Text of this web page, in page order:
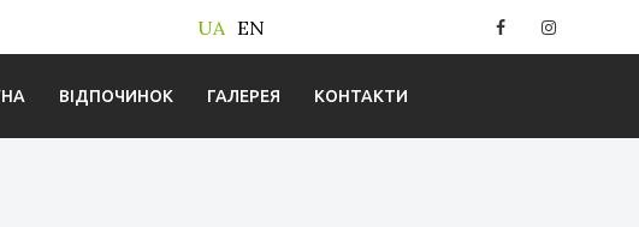
UA EN Facebook
ВІДПОЧИНОК ГАЛЕРЕЯ КОНТАКТИ